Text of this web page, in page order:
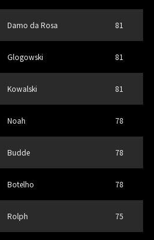
Damo da Rosa 81
Glogowski 81
Kowalski 81
Noah 78
Budde 78
Botelho 78
Rolph 75